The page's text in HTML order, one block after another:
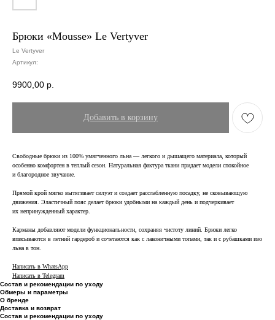
Брюки «Mousse» Le Vertyver
Le Vertyver
Артикул:
9900,00 р.
Добавить в корзину
Свободные брюки из 100% умягченного льна — легкого и дышащего материала, который
особенно комфортен в теплый сезон. Натуральная фактура ткани придает модели спокойное
и благородное звучание.
Прямой крой мягко вытягивает силуэт и создает расслабленную посадку, не сковывающую
движения. Эластичный пояс делает брюки удобными на каждый день и подчеркивает
их непринужденный характер.
Карманы добавляют модели функциональности, сохраняя чистоту линий. Брюки легко
вписываются в летний гардероб и сочетаются как с лаконичными топами, так и с рубашками изо
льна в тон.
Написать в WhatsApp
Написать в Telegram
Состав и рекомендации по уходу
Обмеры и параметры
О бренде
Доставка и возврат
Состав и рекомендации по уходу